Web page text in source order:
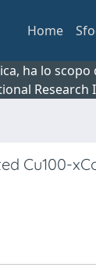
Home
ha lo
Cu100-